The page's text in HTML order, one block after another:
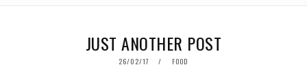
JUST ANOTHER POST
POSTED
26/02/17 01/06/18FOOD